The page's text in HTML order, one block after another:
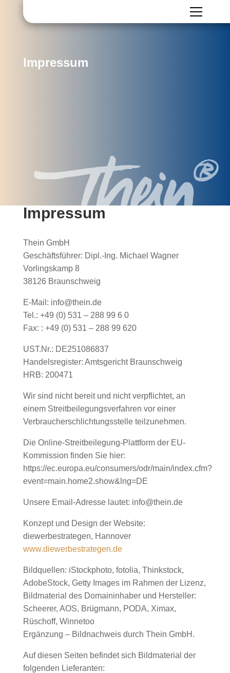
Impressum
Impressum
Thein GmbH
Geschäftsführer: Dipl.-Ing. Michael Wagner
Vorlingskamp 8
38126 Braunschweig
E-Mail: info@thein.de
Tel.: +49 (0) 531 – 288 99 6 0
Fax: : +49 (0) 531 – 288 99 620
UST.Nr.: DE251086837
Handelsregister: Amtsgericht Braunschweig
HRB: 200471
Wir sind nicht bereit und nicht verpflichtet, an
einem Streitbeilegungsverfahren vor einer
Verbraucherschlichtungsstelle teilzunehmen.
Die Online-Streitbeilegung-Plattform der EU-
Kommission finden Sie hier:
https://ec.europa.eu/consumers/odr/main/index.cfm?
event=main.home2.show&lng=DE
Unsere Email-Adresse lautet: info@thein.de
Konzept und Design der Website:
diewerbestrategen, Hannover
www.diewerbestrategen.de
Bildquellen: iStockphoto, fotolia, Thinkstock,
AdobeStock, Getty Images im Rahmen der Lizenz,
Bildmaterial des Domaininhaber und Hersteller:
Scheerer, AOS, Brügmann, PODA, Ximax,
Rüschoff, Winnetoo
Ergänzung – Bildnachweis durch Thein GmbH.
Auf diesen Seiten befindet sich Bildmaterial der
folgenden Lieferanten: